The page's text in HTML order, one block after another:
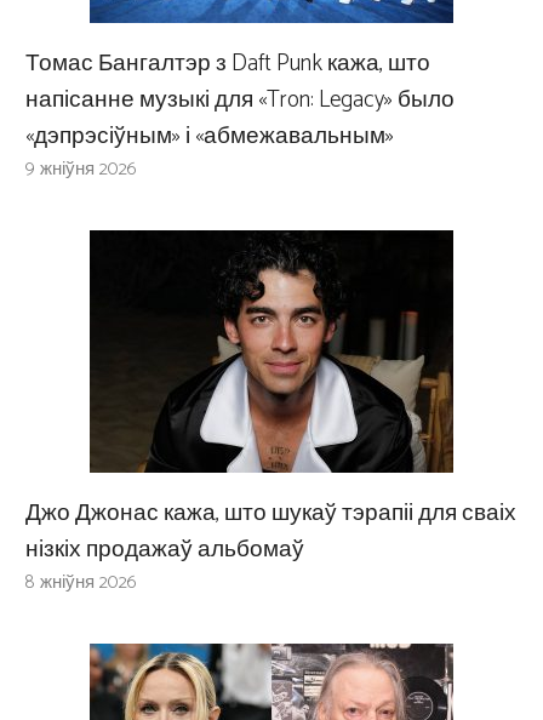
Томас Бангалтэр з Daft Punk кажа, што
напісанне музыкі для «Tron: Legacy» было
«дэпрэсіўным» і «абмежавальным»
9 жніўня 2026
Джо Джонас кажа, што шукаў тэрапіі для сваіх
нізкіх продажаў альбомаў
8 жніўня 2026